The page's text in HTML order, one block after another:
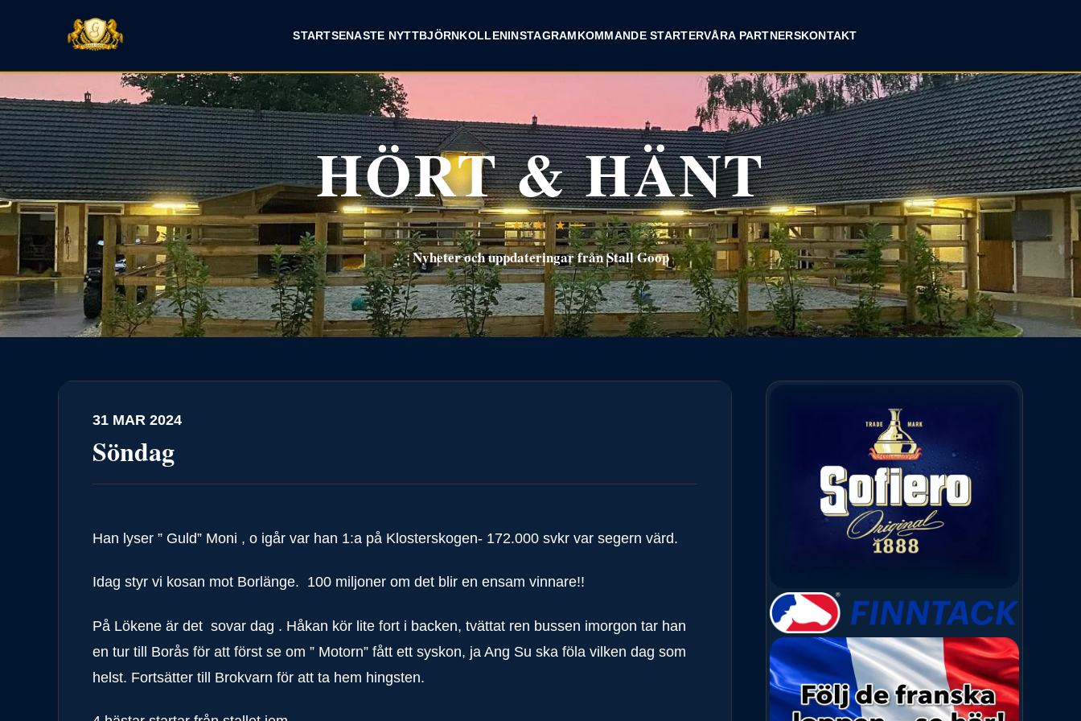
STARTSENASTE NYTTBJÖRNKOLLENINSTAGRAMKOMMANDE STARTERVÅRA PARTNERSKONTAKT
HÖRT & HÄNT
★ ★ ★
Nyheter och uppdateringar från Stall Goop
31 MAR 2024
Söndag
Han lyser ” Guld” Moni , o igår var han 1:a på Klosterskogen- 172.000 svkr var segern värd.
Idag styr vi kosan mot Borlänge. 100 miljoner om det blir en ensam vinnare!!
På Lökene är det sovar dag . Håkan kör lite fort i backen, tvättat ren bussen imorgon tar han
en tur till Borås för att först se om ” Motorn” fått ett syskon, ja Ang Su ska föla vilken dag som
helst. Fortsätter till Brokvarn för att ta hem hingsten.